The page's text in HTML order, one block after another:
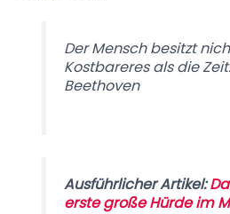
Der Mensch besitzt
Kostbareres als die
Beethoven
Ausführlicher Artikel:
erste große Hürde im